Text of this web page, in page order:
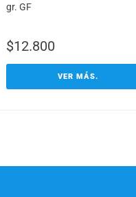
gr. GF
$12.800
VER MÁS.